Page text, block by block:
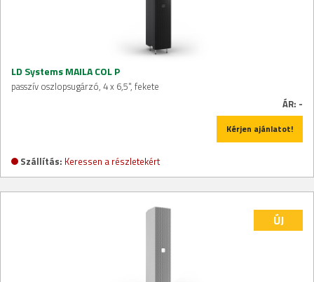
LD Systems MAILA COL P
passzív oszlopsugárzó, 4 x 6,5", fekete
ÁR: -
Kérjen ajánlatot!
Szállítás: Keressen a részletekért
ÚJ